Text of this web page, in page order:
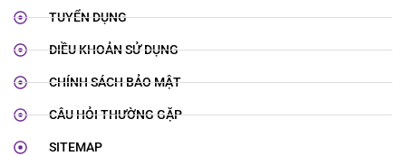
TUYỂN DỤNG
ĐIỀU KHOẢN SỬ DỤNG
CHÍNH SÁCH BẢO MẬT
CÂU HỎI THƯỜNG GẶP
SITEMAP